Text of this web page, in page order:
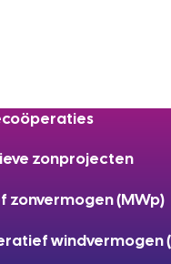
zonprojecten
zonvermogen (MWp)
windvermogen